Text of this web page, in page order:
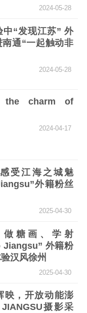
登记服务
服务管理
案管理系统
申报系统
2024-05-28
中“发现江苏” 外
通“一起触动非
2024-05-28
the charm of
2024-04-17
受江海之城魅
外籍粉丝
2025-04-30
做糖画、学射
外籍粉
汉风徐州
2025-04-30
映，开放动能澎
摄影采